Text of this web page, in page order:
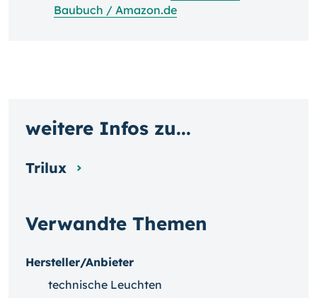
Baubuch / Amazon.de
Verwandte Themen
Hersteller/Anbieter
technische Leuchten
weitere Infos zu...
Trilux